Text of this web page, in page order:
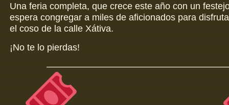
Una feria completa, que crece este año con un
espera congregar a miles de aficionados para
el coso de la calle Xátiva.
¡No te lo pierdas!